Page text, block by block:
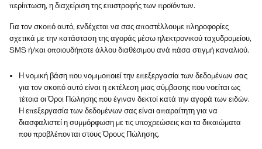
περίπτωση, η διαχείριση της επιστροφής των προϊόντων.
Για τον σκοπό αυτό, ενδέχεται να σας αποστέλλουμε πληροφορίες
σχετικά με την κατάσταση της αγοράς μέσω ηλεκτρονικού ταχυδρομείου,
SMS ή/και οποιουδήποτε άλλου διαθέσιμου ανά πάσα στιγμή καναλιού.
Η νομική βάση που νομιμοποιεί την επεξεργασία των δεδομένων σας
για τον σκοπό αυτό είναι η εκτέλεση μιας σύμβασης που νοείται ως
τέτοια οι Όροι Πώλησης που έγιναν δεκτοί κατά την αγορά των ειδών.
Η επεξεργασία των δεδομένων σας είναι απαραίτητη για να
διασφαλιστεί η συμμόρφωση με τις υποχρεώσεις και τα δικαιώματα
που προβλέπονται στους Όρους Πώλησης.